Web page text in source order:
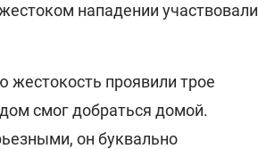
нападении участвовали
жестокость проявили трое
смог добраться домой.
он буквально